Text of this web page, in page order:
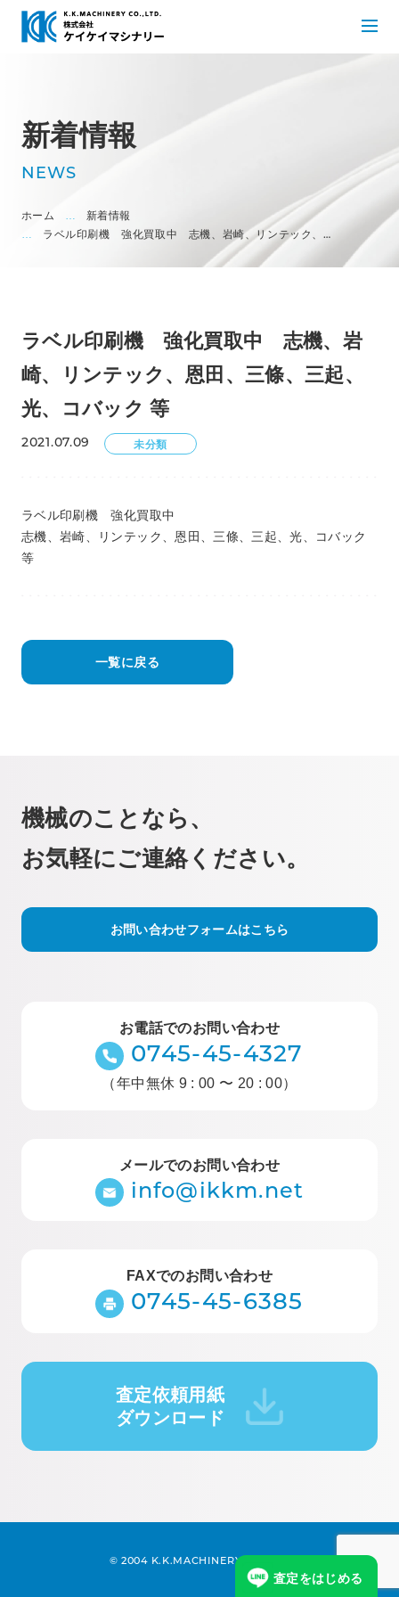
査定をはじめる
新着情報
NEWS
ホーム 新着情報
ラベル印刷機 強化買取中 志機、岩崎、リンテック、…
ラベル印刷機 強化買取中 志機、岩
崎、リンテック、恩田、三條、三起、
光、コバック 等
2021.07.09 未分類
ラベル印刷機 強化買取中
志機、岩崎、リンテック、恩田、三條、三起、光、コバック
等
一覧に戻る
機械のことなら、
お気軽にご連絡ください。
お問い合わせフォームはこちら
お電話でのお問い合わせ
0745-45-4327
（年中無休 9 : 00 〜 20 : 00）
メールでのお問い合わせ
info@ikkm.net
FAXでのお問い合わせ
0745-45-6385
査定依頼用紙
ダウンロード
©︎ 2004 K.K.MACHINERY CO.,LTD